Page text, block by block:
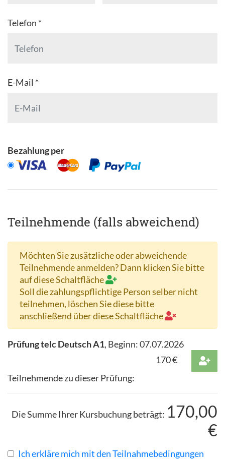
Telefon *
E-Mail *
Bezahlung per
Teilnehmende (falls abweichend)
Möchten Sie zusätzliche oder abweichende
Teilnehmende anmelden? Dann klicken Sie bitte
auf diese Schaltfläche
Soll die zahlungspflichtige Person selber nicht
teilnehmen, löschen Sie diese bitte
anschließend über diese Schaltfläche
Prüfung telc Deutsch A1, Beginn:07.07.2026
170€
Teilnehmende zu dieser Prüfung:
Die Summe Ihrer Kursbuchung beträgt: 170,00
€
Ich erkläre mich mit den Teilnahmebedingungen